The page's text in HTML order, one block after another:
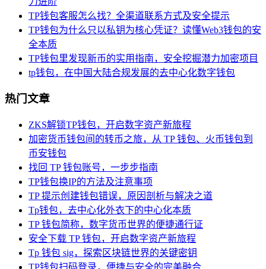
TP钱包客服怎么找？全渠道联系方式及安全提示
TP钱包为什么只以私钥为核心凭证？读懂Web3钱包的安
全本质
TP钱包里发现新币的实用指南，安全挖掘潜力加密项目
tp钱包，在中国大陆合规发展的去中心化数字钱包
热门文章
ZKS解锁TP钱包，开启数字资产新旅程
加密货币钱包间的转币之旅，从 TP 钱包、火币钱包到
币安钱包
找回 TP 钱包账号，一步步指南
TP钱包换IP的方法及注意事项
TP 提示创建钱包错误，原因剖析与解决之道
Tp钱包，去中心化外衣下的中心化本质
TP 钱包简称，数字货币世界的便捷通行证
安全下载 TP 钱包，开启数字资产新旅程
Tp 钱包 sig，探索区块链世界的关键密钥